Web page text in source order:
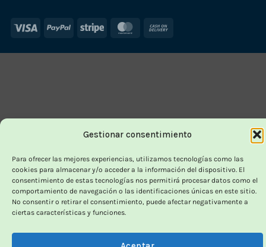
Gestionar consentimiento
Para ofrecer las mejores experiencias, utilizamos tecnologías como las
cookies para almacenar y/o acceder a la información del dispositivo. El
consentimiento de estas tecnologías nos permitirá procesar datos como el
comportamiento de navegación o las identificaciones únicas en este sitio.
No consentir o retirar el consentimiento, puede afectar negativamente a
ciertas características y funciones.
Visa PayPal Stripe MasterCard